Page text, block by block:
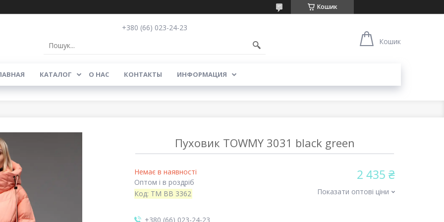
Кошик
+380 (66) 023-24-23
Кошик
КАТАЛОГ О НАС КОНТАКТЫ ИНФОРМАЦИЯ
Пуховик TOWMY 3031 black green
Немає в наявності
Оптом і в роздріб
Код: TM BB 3362
2 435 ₴
Показати оптові ціни
+380 (66) 023-24-23